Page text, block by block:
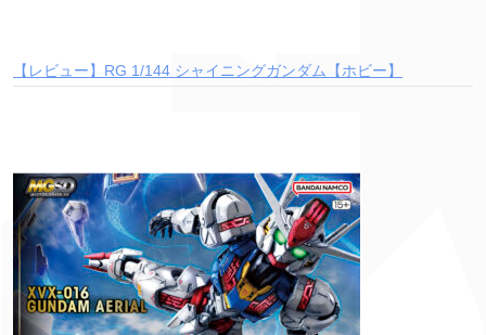
【レビュー】RG 1/144 シャイニングガンダム【ホビー】